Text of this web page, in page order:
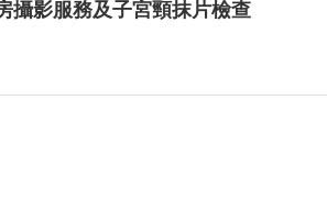
攝影服務及子宮頸抹片檢查